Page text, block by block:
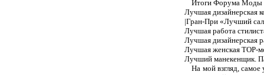
Итоги Форума Моды
Лучшая дизайнерская
|Гран-При «Лучший
Лучшая работа
Лучшая дизайнерская
Лучшая женская TOP-
Лучший манекенщик.
На мой взгляд,